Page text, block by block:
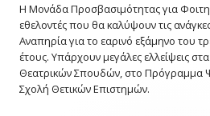
Η Μονάδα Προσβασιμότητας για
εθελοντές που θα καλύψουν τις
Αναπηρία για το εαρινό εξάμηνο του
έτους. Υπάρχουν μεγάλες ελλείψεις
Θεατρικών Σπουδών, στο Πρόγραμμα
Σχολή Θετικών Επιστημών.